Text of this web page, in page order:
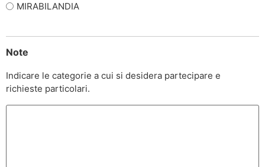
MIRABILANDIA
Note
Indicare le categorie a cui si desidera partecipare e
richieste particolari.